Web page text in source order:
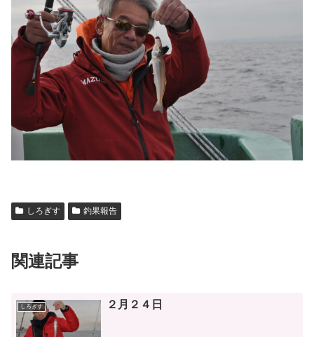
しろぎす 釣果報告
関連記事
しろぎす ２月２４日